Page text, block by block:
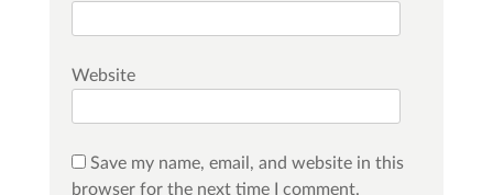
Website
Save my name, email, and website in this
browser for the next time I comment.